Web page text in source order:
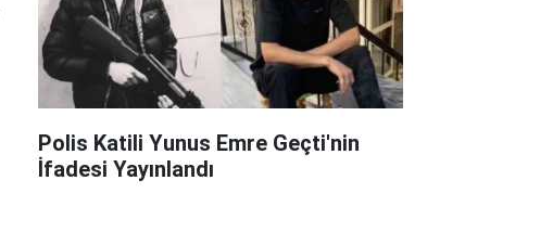
Polis Katili Yunus Emre Geçti'nin
İfadesi Yayınlandı